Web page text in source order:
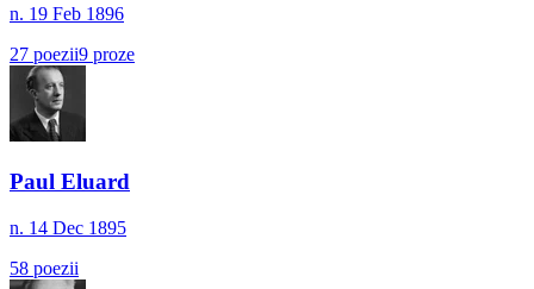
n. 19 Feb 1896
27 poezii9 proze
Paul Eluard
n. 14 Dec 1895
58 poezii